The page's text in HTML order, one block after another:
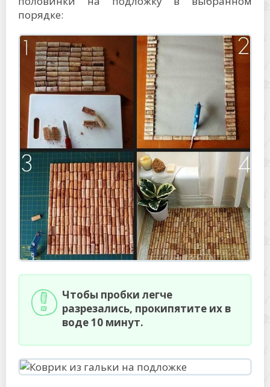
порядке:
Чтобы пробки легче
разрезались, прокипятите их в
воде 10 минут.